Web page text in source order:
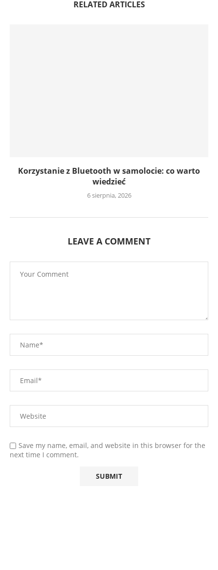
RELATED ARTICLES
Korzystanie z Bluetooth w samolocie: co warto
wiedzieć
6 sierpnia, 2026
LEAVE A COMMENT
Save my name, email, and website in this browser for the
next time I comment.